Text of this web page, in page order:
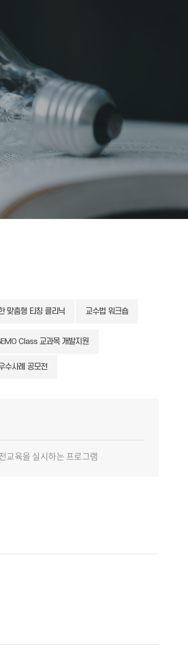
맞춤형 티칭 클리닉 교수법 워크숍
Class 교과목 개발지원
수사례 공모전
교육을 실시하는 프로그램